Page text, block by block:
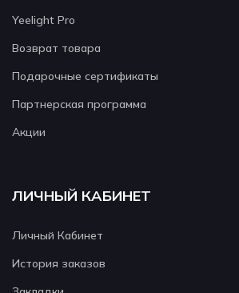
Yeelight Pro
Возврат товара
Подарочные сертификаты
Партнерская программа
Акции
ЛИЧНЫЙ КАБИНЕТ
Личный Кабинет
История заказов